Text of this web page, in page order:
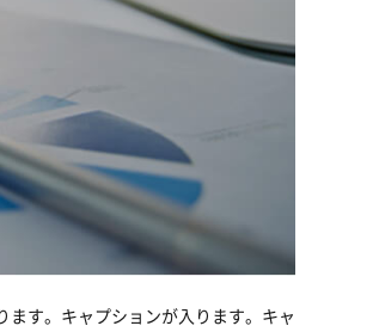
す。キャプションが入ります。キャ